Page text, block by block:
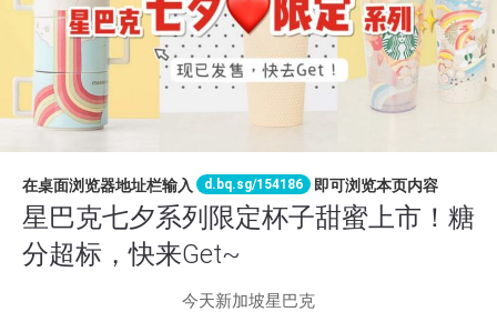
在桌面浏览器地址栏输入 d.bq.sg/154186 即可浏览本页内容
星巴克七夕系列限定杯子甜蜜上市！糖
分超标，快来Get~
今天新加坡星巴克